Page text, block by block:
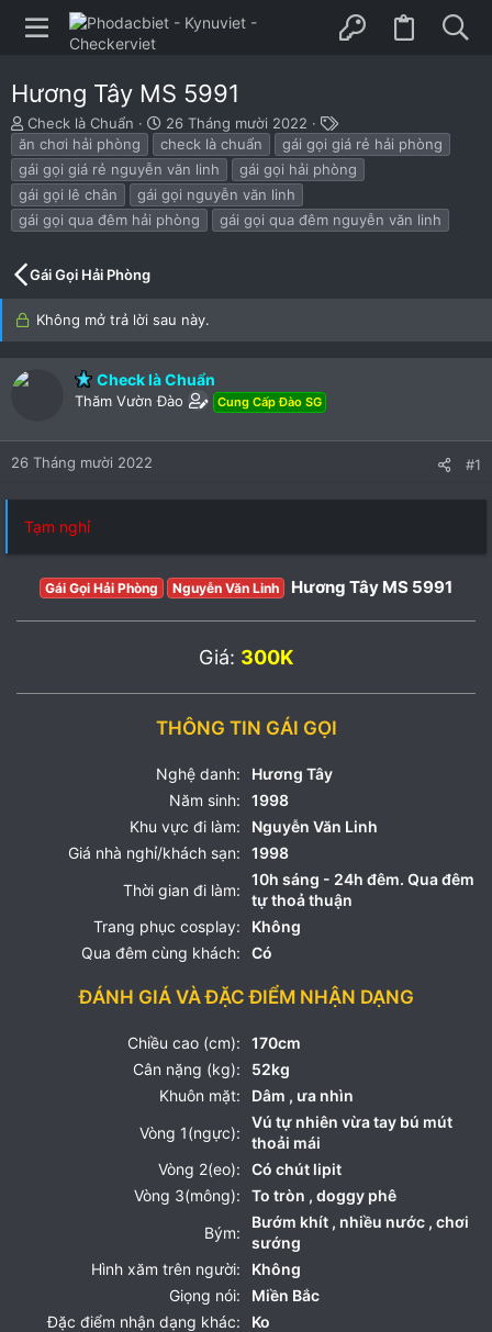
Hương Tây MS 5991
B
ắ
t
đ
ầ
u
Check là Chuẩn
N
g
à
y
b
ắ
26 Tháng mười 2022
T
h
ẻ
ăn chơi hải phòng check là chuẩn
gái gọi giá rẻ hải phòng
gái gọi giá rẻ nguyễn văn linh
gái gọi hải phòng
gái gọi lê chân
gái gọi nguyễn văn linh
gái gọi qua đêm hải phòng
gái gọi qua đêm nguyễn văn linh
Gái Gọi Hải Phòng
Không mở trả lời sau này.
Check là Chuẩn
Thăm Vườn Đào Cung Cấp Đào SG
26 Tháng mười 2022 #1
Tạm nghỉ
Gái Gọi Hải Phòng Nguyễn Văn Linh Hương Tây MS 5991
Giá: 300K
THÔNG TIN GÁI GỌI
Nghệ danh:
Hương Tây
Năm sinh:
1998
Khu vực đi làm:
Nguyễn Văn Linh
Giá nhà nghỉ/khách sạn:
1998
Thời gian đi làm:
10h sáng - 24h đêm. Qua đêm
tự thoả thuận
Trang phục cosplay:
Không
Qua đêm cùng khách:
Có
ĐÁNH GIÁ VÀ ĐẶC ĐIỂM NHẬN DẠNG
Chiều cao (cm):
170cm
Cân nặng (kg):
52kg
Khuôn mặt:
Dâm , ưa nhìn
Vòng 1(ngực):
Vú tự nhiên vừa tay bú mút
thoải mái
Vòng 2(eo):
Có chút lipit
Vòng 3(mông):
To tròn , doggy phê
Bým:
Bướm khít , nhiều nước , chơi
sướng
Hình xăm trên người:
Không
Giọng nói:
Miền Bắc
Đặc điểm nhận dạng khác:
Ko